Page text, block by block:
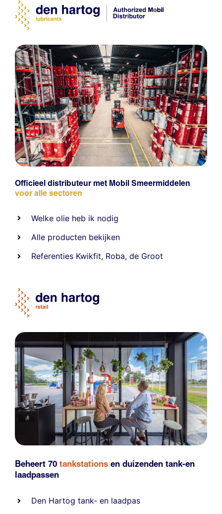
Officieel distributeur met Mobil Smeermiddelen
voor alle sectoren
Welke olie heb ik nodig
Alle producten bekijken
Referenties Kwikfit, Roba,de Groot
Beheert 70 tankstations en duizenden tank-en
laadpassen
Den Hartog tank- en laadpas